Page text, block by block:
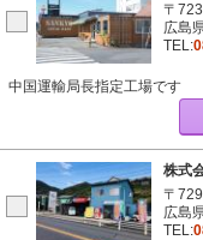
〒
広島
TEL:
中国運輸局長指定工場です
株式
〒
広島
TEL: